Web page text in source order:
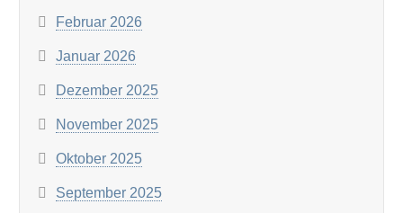
Februar 2026
Januar 2026
Dezember 2025
November 2025
Oktober 2025
September 2025